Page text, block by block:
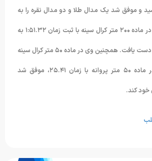
و موفق شد یک مدال طلا و دو مدال نقره را به
دست آورد. رشیدپور در ماده ۲۰۰ متر کرال سینه با ثبت زمان ۱:۵۱.۳۲ به
مدال طلای این ماده دست یافت. همچنین وی در ماده ۵۰ متر کرال سینه
با زمان ۲۳.۳۹ و در ماده ۵۰ متر پروانه با زمان ۲۵.۴۱، موفق شد
خود کند.